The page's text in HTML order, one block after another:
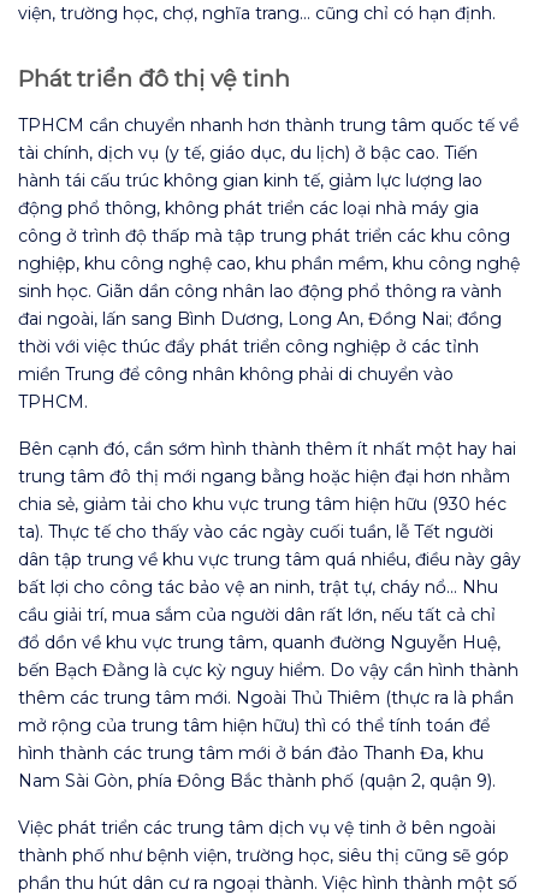
viện, trường học, chợ, nghĩa trang… cũng chỉ có hạn định.
Phát triển đô thị vệ tinh
TPHCM cần chuyển nhanh hơn thành trung tâm quốc tế về
tài chính, dịch vụ (y tế, giáo dục, du lịch) ở bậc cao. Tiến
hành tái cấu trúc không gian kinh tế, giảm lực lượng lao
động phổ thông, không phát triển các loại nhà máy gia
công ở trình độ thấp mà tập trung phát triển các khu công
nghiệp, khu công nghệ cao, khu phần mềm, khu công nghệ
sinh học. Giãn dần công nhân lao động phổ thông ra vành
đai ngoài, lấn sang Bình Dương, Long An, Đồng Nai; đồng
thời với việc thúc đẩy phát triển công nghiệp ở các tỉnh
miền Trung để công nhân không phải di chuyển vào
TPHCM.
Bên cạnh đó, cần sớm hình thành thêm ít nhất một hay hai
trung tâm đô thị mới ngang bằng hoặc hiện đại hơn nhằm
chia sẻ, giảm tải cho khu vực trung tâm hiện hữu (930 héc
ta). Thực tế cho thấy vào các ngày cuối tuần, lễ Tết người
dân tập trung về khu vực trung tâm quá nhiều, điều này gây
bất lợi cho công tác bảo vệ an ninh, trật tự, cháy nổ… Nhu
cầu giải trí, mua sắm của người dân rất lớn, nếu tất cả chỉ
đổ dồn về khu vực trung tâm, quanh đường Nguyễn Huệ,
bến Bạch Đằng là cực kỳ nguy hiểm. Do vậy cần hình thành
thêm các trung tâm mới. Ngoài Thủ Thiêm (thực ra là phần
mở rộng của trung tâm hiện hữu) thì có thể tính toán để
hình thành các trung tâm mới ở bán đảo Thanh Đa, khu
Nam Sài Gòn, phía Đông Bắc thành phố (quận 2, quận 9).
Việc phát triển các trung tâm dịch vụ vệ tinh ở bên ngoài
thành phố như bệnh viện, trường học, siêu thị cũng sẽ góp
phần thu hút dân cư ra ngoại thành. Việc hình thành một số